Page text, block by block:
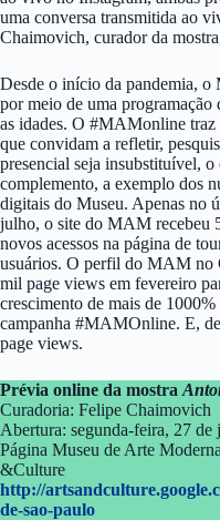
uma conversa transmitida ao
Chaimovich, curador da
Desde o início da pandemia,
por meio de uma programação
as idades. O #MAMonline traz
que convidam a refletir,
presencial seja insubstituível,
complemento, a exemplo dos
digitais do Museu. Apenas no
julho, o site do MAM recebeu
novos acessos na página de
usuários. O perfil do MAM no
mil page views em fevereiro
crescimento de mais de
campanha #MAMOnline. E,
page views.
Prévia online da mostra
Curadoria: Felipe Chaimovich
Abertura: segunda-feira, 27 de
Página Museu de Arte
&Culture
http://
de-sao-paulo